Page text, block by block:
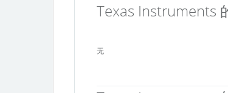
Texas Instruments
无